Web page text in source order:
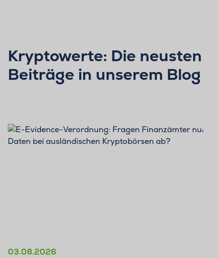
Kryptowerte: Die neusten
Beiträge in unserem Blog
BLOG
03.08.2026